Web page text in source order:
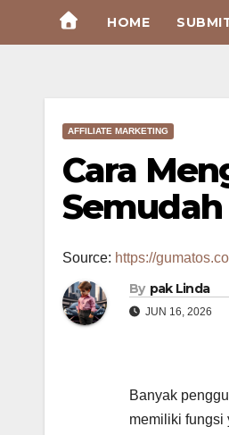
HOME
AFFILIATE MARKETING
Cara
Semudah
Source: https://
By pak Linda
JUN 16, 2026
Banyak
memiliki fungsi